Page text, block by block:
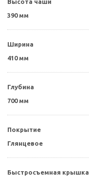
Высота чаши
390 мм
Ширина
410 мм
Глубина
700 мм
Покрытие
Глянцевое
Быстросъемная крышка